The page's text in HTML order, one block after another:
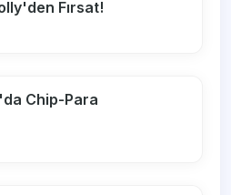
Fırsat!
Chip-Para